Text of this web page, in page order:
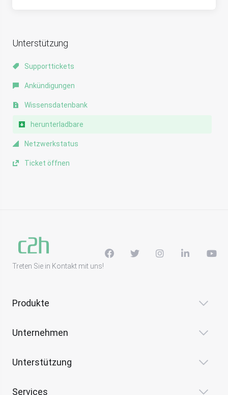
Unterstützung
Supporttickets
Ankündigungen
Wissensdatenbank
herunterladbare
Netzwerkstatus
Ticket öffnen
Treten Sie in Kontakt mit uns!
Produkte
Unternehmen
Unterstützung
Services